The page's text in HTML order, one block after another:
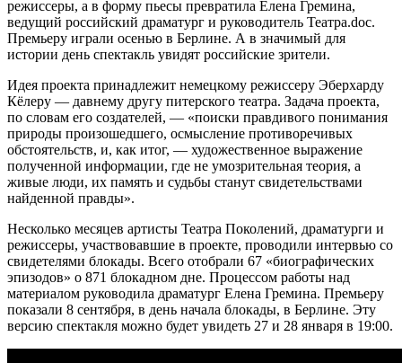
режиссеры, а в форму пьесы превратила Елена Гремина,
ведущий российский драматург и руководитель Театра.doc.
Премьеру играли осенью в Берлине. А в значимый для
истории день спектакль увидят российские зрители.
Идея проекта принадлежит немецкому режиссеру Эберхарду
Кёлеру — давнему другу питерского театра. Задача проекта,
по словам его создателей, — «поиски правдивого понимания
природы произошедшего, осмысление противоречивых
обстоятельств, и, как итог, — художественное выражение
полученной информации, где не умозрительная теория, а
живые люди, их память и судьбы станут свидетельствами
найденной правды».
Несколько месяцев артисты Театра Поколений, драматурги и
режиссеры, участвовавшие в проекте, проводили интервью со
свидетелями блокады. Всего отобрали 67 «биографических
эпизодов» о 871 блокадном дне. Процессом работы над
материалом руководила драматург Елена Гремина. Премьеру
показали 8 сентября, в день начала блокады, в Берлине. Эту
версию спектакля можно будет увидеть 27 и 28 января в 19:00.